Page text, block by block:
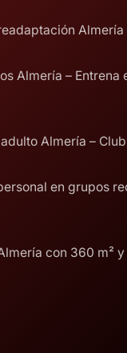
Almería
Almería – Entrena
Almería –
en grupos
con 360 m²